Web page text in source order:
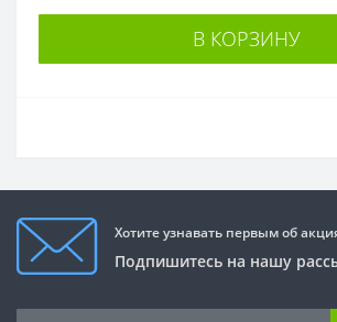
В КОРЗИНУ
Хотите узнавать первым об
Подпишитесь на нашу